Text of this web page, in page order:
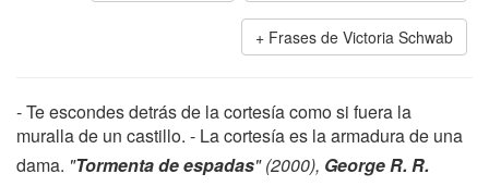
Frases de Victoria Schwab
- Te escondes detrás de la cortesía como si fuera la
muralla de un castillo. - La cortesía es la armadura de una
dama. "Tormenta de espadas" (2000), George R. R.